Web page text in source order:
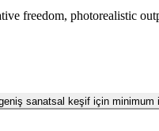
freedom, photorealistic
sanatsal keşif için minimum